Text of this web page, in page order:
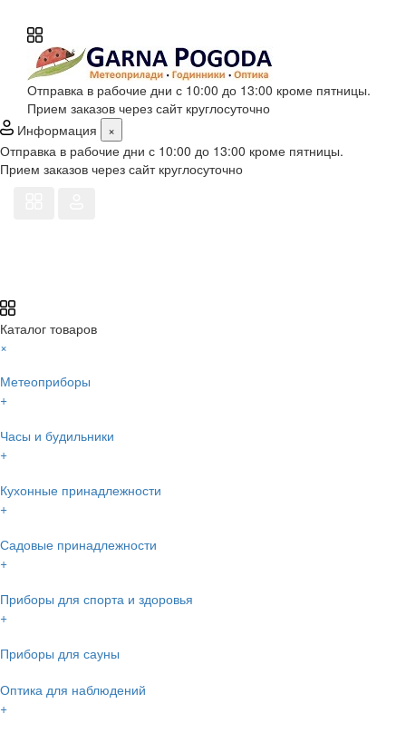
Отправка в рабочие дни с 10:00 до 13:00 кроме пятницы.
Прием заказов через сайт круглосуточно
Информация
×
Отправка в рабочие дни с 10:00 до 13:00 кроме пятницы.
Прием заказов через сайт круглосуточно
Каталог товаров
×
Метеоприборы
+
Часы и будильники
+
Кухонные принадлежности
+
Садовые принадлежности
+
Приборы для спорта и здоровья
+
Приборы для сауны
Оптика для наблюдений
+